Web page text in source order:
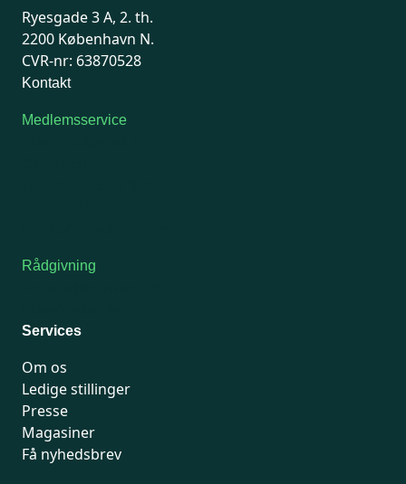
Ryesgade 3 A, 2. th.
2200 København N.
CVR-nr: 63870528
Kontakt
Medlemsservice
Rådgivning
Services
Om os
Ledige stillinger
Presse
Magasiner
Få nyhedsbrev